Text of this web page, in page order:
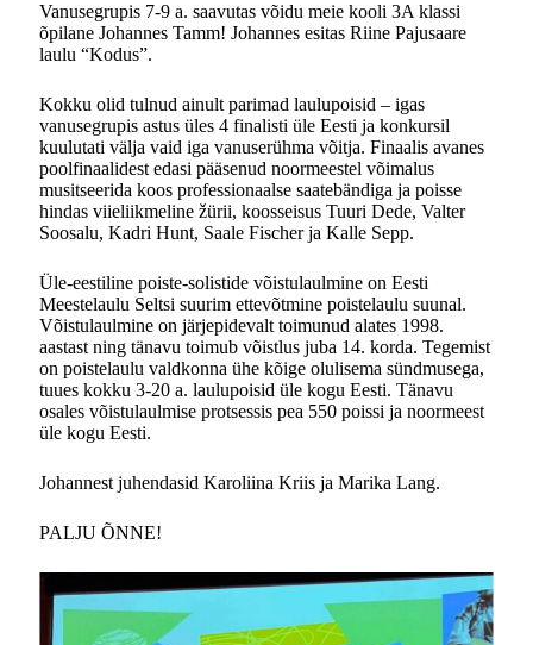
Vanusegrupis 7-9 a. saavutas võidu meie kooli 3A klassi
õpilane Johannes Tamm! Johannes esitas Riine Pajusaare
laulu “Kodus”.
Kokku olid tulnud ainult parimad laulupoisid – igas
vanusegrupis astus üles 4 finalisti üle Eesti ja konkursil
kuulutati välja vaid iga vanuserühma võitja. Finaalis avanes
poolfinaalidest edasi pääsenud noormeestel võimalus
musitseerida koos professionaalse saatebändiga ja poisse
hindas viieliikmeline žürii, koosseisus Tuuri Dede, Valter
Soosalu, Kadri Hunt, Saale Fischer ja Kalle Sepp.
Üle-eestiline poiste-solistide võistulaulmine on Eesti
Meestelaulu Seltsi suurim ettevõtmine poistelaulu suunal.
Võistulaulmine on järjepidevalt toimunud alates 1998.
aastast ning tänavu toimub võistlus juba 14. korda. Tegemist
on poistelaulu valdkonna ühe kõige olulisema sündmusega,
tuues kokku 3-20 a. laulupoisid üle kogu Eesti. Tänavu
osales võistulaulmise protsessis pea 550 poissi ja noormeest
üle kogu Eesti.
Johannest juhendasid Karoliina Kriis ja Marika Lang.
PALJU ÕNNE!